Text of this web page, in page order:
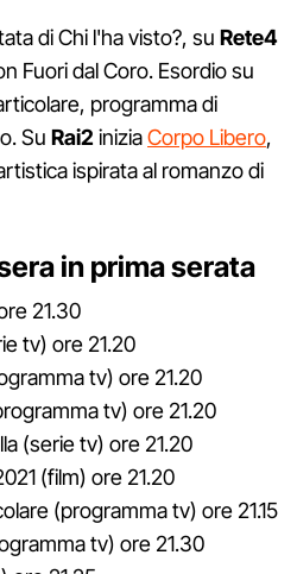
di Chi l'ha visto?, su Rete4
Fuori dal Coro. Esordio su
programma di
Su Rai2iniziaCorpo Libero,
ispirata al romanzo di
in prima serata
21.30
tv) ore 21.20
tv) ore 21.20
tv) ore 21.20
(serie tv) ore 21.20
(film) ore 21.20
(programma tv) ore 21.15
tv) ore 21.30